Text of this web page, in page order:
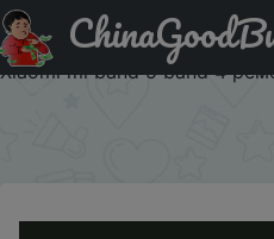
Придбати Мультяшный
3 сменный силиконовый
Xiaomi mi band 5 band 4